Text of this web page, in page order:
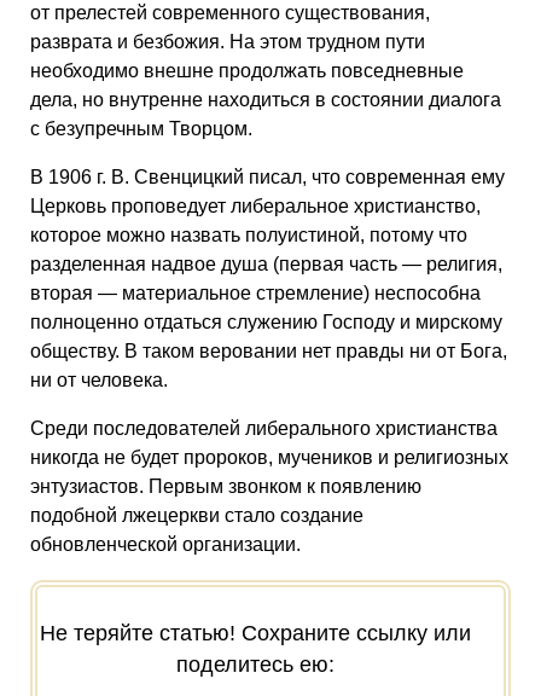
от прелестей современного существования,
разврата и безбожия. На этом трудном пути
необходимо внешне продолжать повседневные
дела, но внутренне находиться в состоянии диалога
с безупречным Творцом.
В 1906 г. В. Свенцицкий писал, что современная ему
Церковь проповедует либеральное христианство,
которое можно назвать полуистиной, потому что
разделенная надвое душа (первая часть — религия,
вторая — материальное стремление) неспособна
полноценно отдаться служению Господу и мирскому
обществу. В таком веровании нет правды ни от Бога,
ни от человека.
Среди последователей либерального христианства
никогда не будет пророков, мучеников и религиозных
энтузиастов. Первым звонком к появлению
подобной лжецеркви стало создание
обновленческой организации.
Не теряйте статью! Сохраните ссылку или
поделитесь ею: